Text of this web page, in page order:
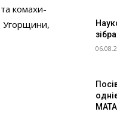
комахи-
Угорщини,